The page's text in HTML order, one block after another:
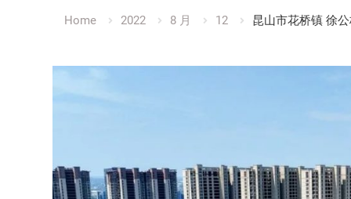
Home 2022 8 月 12 昆山市花桥镇 徐